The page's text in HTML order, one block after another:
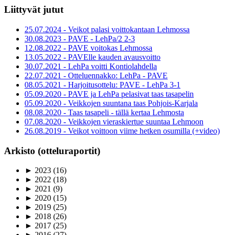
Liittyvät jutut
25.07.2024 - Veikot palasi voittokantaan Lehmossa
30.08.2023 - PAVE - LehPa/2 2-3
12.08.2022 - PAVE voitokas Lehmossa
13.05.2022 - PAVElle kauden avausvoitto
30.07.2021 - LehPa voitti Kontiolahdella
22.07.2021 - Otteluennakko: LehPa - PAVE
08.05.2021 - Harjoitusottelu: PAVE - LehPa 3-1
05.09.2020 - PAVE ja LehPa pelasivat taas tasapelin
05.09.2020 - Veikkojen suuntana taas Pohjois-Karjala
08.08.2020 - Taas tasapeli - tällä kertaa Lehmosta
07.08.2020 - Veikkojen vieraskiertue suuntaa Lehmoon
26.08.2019 - Veikot voittoon viime hetken osumilla (+video)
Arkisto (otteluraportit)
► 2023 (16)
► 2022 (18)
► 2021 (9)
► 2020 (15)
► 2019 (25)
► 2018 (26)
► 2017 (25)